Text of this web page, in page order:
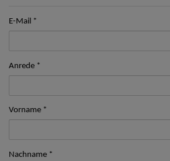
E-Mail
Anrede
Vorname
Nachname